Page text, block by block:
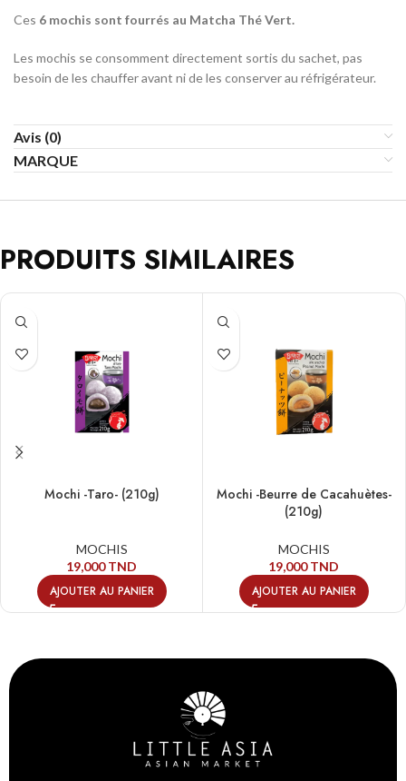
Ces 6 mochis sont fourrés au Matcha Thé Vert.
Les mochis se consomment directement sortis du sachet, pas
besoin de les chauffer avant ni de les conserver au réfrigérateur.
Avis (0)
MARQUE
PRODUITS SIMILAIRES
Mochi -Taro- (210g)
MOCHIS
19,000TND
AJOUTER AU PANIER
Mochi -Beurre de Cacahuètes-
(210g)
MOCHIS
19,000TND
AJOUTER AU PANIER